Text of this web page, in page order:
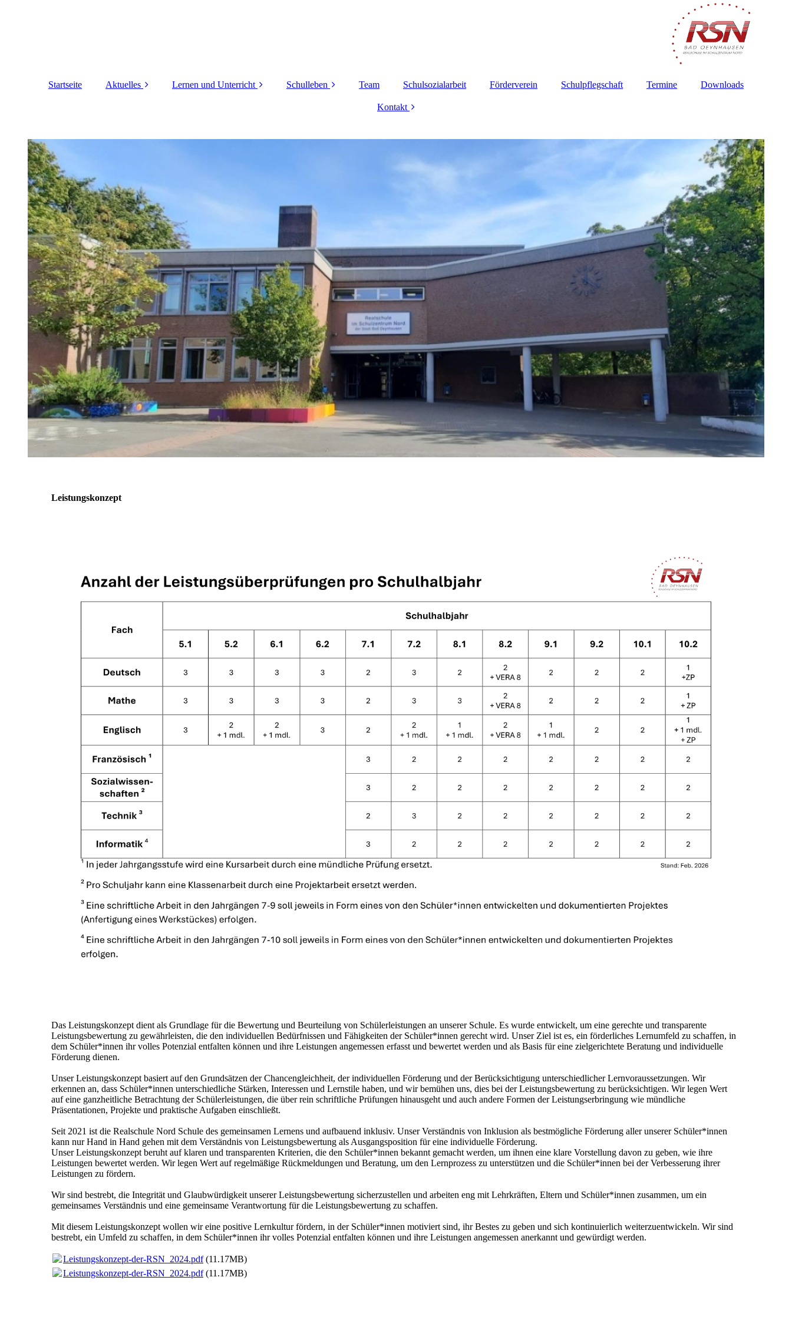
Startseite Aktuelles Lernen und Unterricht
Wahlpflichtfächer
Langzeitpraktikum
Wettbewerbe
Herkunftssprachlicher
Unterricht
Methoden-/
Medienkonzept
Schulleben
Bewegte Pause
Cyberscouts
Berufsberatung
Schule ohne
Rassismus
Streitschlichtung
Schulsanitätsdienst
Klassenfahrten
Schulgarten
Kultur und Schule
Bläserklasse
Schulmannschaften
Team Schulsozialarbeit Förderverein Schulpflegschaft Termine Downloads
Kontakt
Leistungskonzept
Das Leistungskonzept dient als Grundlage für die Bewertung und Beurteilung von Schülerleistungen an unserer Schule. Es wurde entwickelt, um eine gerechte und transparente
Leistungsbewertung zu gewährleisten, die den individuellen Bedürfnissen und Fähigkeiten der Schüler*innen gerecht wird. Unser Ziel ist es, ein förderliches Lernumfeld zu schaffen, in
dem Schüler*innen ihr volles Potenzial entfalten können und ihre Leistungen angemessen erfasst und bewertet werden und als Basis für eine zielgerichtete Beratung und individuelle
Förderung dienen.
Unser Leistungskonzept basiert auf den Grundsätzen der Chancengleichheit, der individuellen Förderung und der Berücksichtigung unterschiedlicher Lernvoraussetzungen. Wir
erkennen an, dass Schüler*innen unterschiedliche Stärken, Interessen und Lernstile haben, und wir bemühen uns, dies bei der Leistungsbewertung zu berücksichtigen. Wir legen Wert
auf eine ganzheitliche Betrachtung der Schülerleistungen, die über rein schriftliche Prüfungen hinausgeht und auch andere Formen der Leistungserbringung wie mündliche
Präsentationen, Projekte und praktische Aufgaben einschließt.
Seit 2021 ist die Realschule Nord Schule des gemeinsamen Lernens und aufbauend inklusiv. Unser Verständnis von Inklusion als bestmögliche Förderung aller unserer Schüler*innen
kann nur Hand in Hand gehen mit dem Verständnis von Leistungsbewertung als Ausgangsposition für eine individuelle Förderung.
Unser Leistungskonzept beruht auf klaren und transparenten Kriterien, die den Schüler*innen bekannt gemacht werden, um ihnen eine klare Vorstellung davon zu geben, wie ihre
Leistungen bewertet werden. Wir legen Wert auf regelmäßige Rückmeldungen und Beratung, um den Lernprozess zu unterstützen und die Schüler*innen bei der Verbesserung ihrer
Leistungen zu fördern.
Wir sind bestrebt, die Integrität und Glaubwürdigkeit unserer Leistungsbewertung sicherzustellen und arbeiten eng mit Lehrkräften, Eltern und Schüler*innen zusammen, um ein
gemeinsames Verständnis und eine gemeinsame Verantwortung für die Leistungsbewertung zu schaffen.
Mit diesem Leistungskonzept wollen wir eine positive Lernkultur fördern, in der Schüler*innen motiviert sind, ihr Bestes zu geben und sich kontinuierlich weiterzuentwickeln. Wir sind
bestrebt, ein Umfeld zu schaffen, in dem Schüler*innen ihr volles Potenzial entfalten können und ihre Leistungen angemessen anerkannt und gewürdigt werden.
Leistungskonzept-der-RSN_2024.pdf(11.17MB)
Leistungskonzept-der-RSN_2024.pdf(11.17MB)